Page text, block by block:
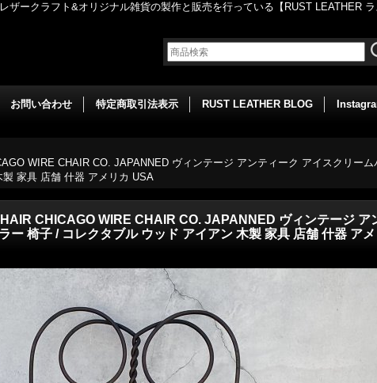
ークラフト&オリジナル雑貨の製作と販売を行っている【RUST LEATHER ラ
お問い合わせ 特定商取引法表示 RUST LEATHER BLOG
WIRE CHAIR CO. JAPANNED ヴィンテージ アンティーク アイスクリー
家具 店舗 什器 アメリカ USA
CHICAGO WIRE CHAIR CO. JAPANNED ヴィンテージ ア
ー 椅子 / コレクタブル ウッド アイアン 木製 家具 店舗 什器 ア